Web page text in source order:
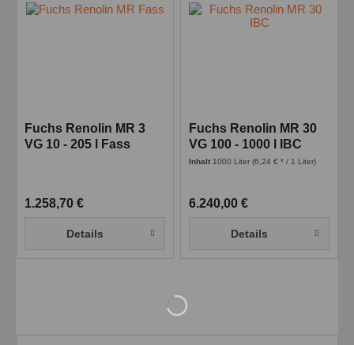
Fuchs Renolin MR 3
VG 10 - 205 l Fass
1.258,70 €
Details
Fuchs Renolin MR 30
VG 100 - 1000 l IBC
Inhalt 1000 Liter(6,24 € * / 1 Liter)
6.240,00 €
Details